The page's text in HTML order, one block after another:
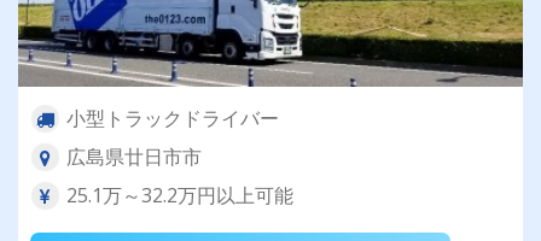
小型トラックドライバー
広島県廿日市市
25.1万～32.2万円以上可能